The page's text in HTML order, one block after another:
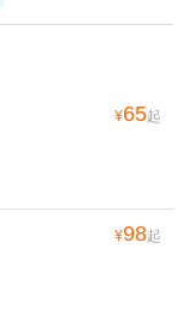
¥65起
¥98起